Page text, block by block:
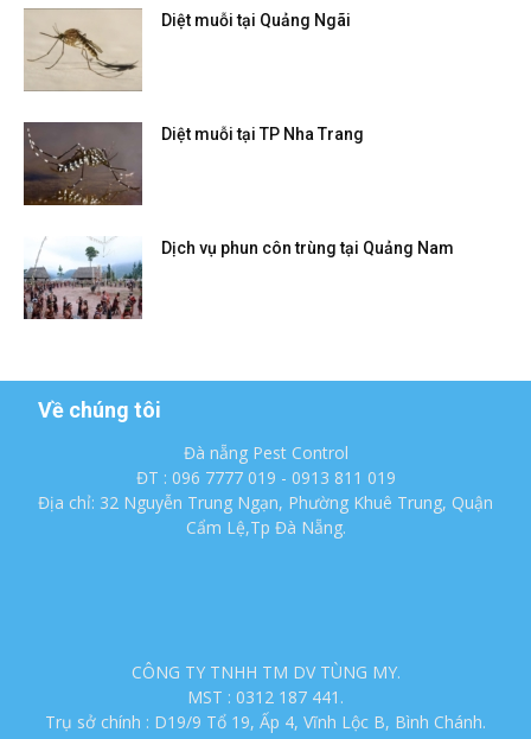
Diệt muỗi tại Quảng Ngãi
Diệt muỗi tại TP Nha Trang
Dịch vụ phun côn trùng tại Quảng Nam
Về chúng tôi
Đà nẵng Pest Control
ĐT : 096 7777 019 - 0913 811 019
Địa chỉ: 32 Nguyễn Trung Ngạn, Phường Khuê Trung, Quận
Cẩm Lệ,Tp Đà Nẵng.
CÔNG TY TNHH TM DV TÙNG MY.
MST : 0312 187 441.
Trụ sở chính : D19/9 Tổ 19, Ấp 4, Vĩnh Lộc B, Bình Chánh.